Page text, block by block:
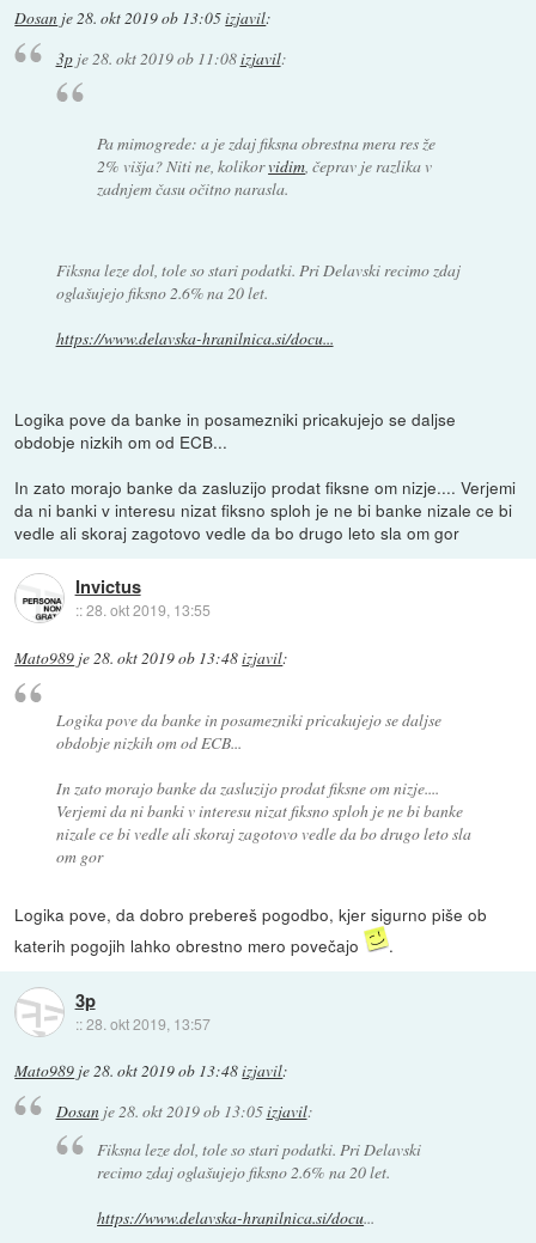
Dosan je28. okt 2019 ob 13:05izjavil:
3pje28. okt 2019 ob 11:08izjavil:
Pa mimogrede: a je zdaj fiksna obrestna mera res že
2% višja? Niti ne, kolikorvidim , čeprav je razlika v
zadnjem času očitno narasla.
Fiksna leze dol, tole so stari podatki. Pri Delavski recimo zdaj
oglašujejo fiksno 2.6% na 20 let.
https://www.delavska-hranilnica.si/docu...
Logika pove da banke in posamezniki pricakujejo se daljse
obdobje nizkih om od ECB...
In zato morajo banke da zasluzijo prodat fiksne om nizje.... Verjemi
da ni banki v interesu nizat fiksno sploh je ne bi banke nizale ce bi
vedle ali skoraj zagotovo vedle da bo drugo leto sla om gor
Invictus
::28. okt 2019, 13:55
Mato989 je28. okt 2019 ob 13:48izjavil:
Logika pove da banke in posamezniki pricakujejo se daljse
obdobje nizkih om od ECB...
In zato morajo banke da zasluzijo prodat fiksne om nizje....
Verjemi da ni banki v interesu nizat fiksno sploh je ne bi banke
nizale ce bi vedle ali skoraj zagotovo vedle da bo drugo leto sla
om gor
Logika pove, da dobro prebereš pogodbo, kjer sigurno piše ob
katerih pogojih lahko obrestno mero povečajo
.
3p
::28. okt 2019, 13:57
Mato989 je28. okt 2019 ob 13:48izjavil:
Dosanje 28. okt 2019 ob 13:05izjavil:
Fiksna leze dol, tole so stari podatki. Pri Delavski
recimo zdaj oglašujejo fiksno 2.6% na 20 let.
https://www.delavska-hranilnica.si/docu...